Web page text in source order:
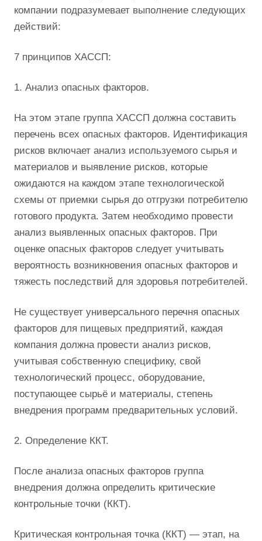
компании подразумевает выполнение следующих
действий:
7 принципов ХАССП:
1. Анализ опасных факторов.
На этом этапе группа ХАССП должна составить
перечень всех опасных факторов. Идентификация
рисков включает анализ используемого сырья и
материалов и выявление рисков, которые
ожидаются на каждом этапе технологической
схемы от приемки сырья до отгрузки потребителю
готового продукта. Затем необходимо провести
анализ выявленных опасных факторов. При
оценке опасных факторов следует учитывать
вероятность возникновения опасных факторов и
тяжесть последствий для здоровья потребителей.
Не существует универсального перечня опасных
факторов для пищевых предприятий, каждая
компания должна провести анализ рисков,
учитывая собственную специфику, свой
технологический процесс, оборудование,
поступающее сырьё и материалы, степень
внедрения программ предварительных условий.
2. Определение ККТ.
После анализа опасных факторов группа
внедрения должна определить критические
контрольные точки (ККТ).
Критическая контрольная точка (ККТ) — этап, на